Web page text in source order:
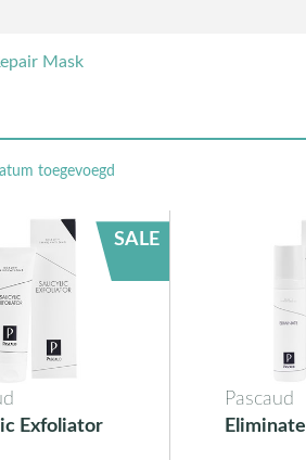
Mask
toegevoegd
SALE
Exfoliator
Pascaud
Eliminate